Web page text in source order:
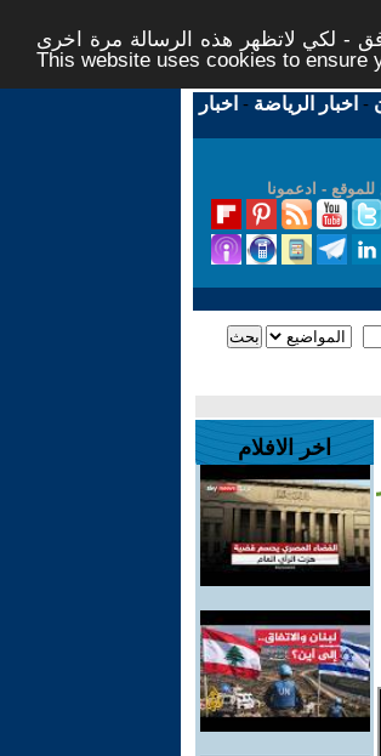
- لكي لاتظهر هذه الرسالة مرة اخرى -
This website uses cookies to ensure
- اخبار الرياضة - اخبار
للموقع - ادعمونا
اخر الافلام